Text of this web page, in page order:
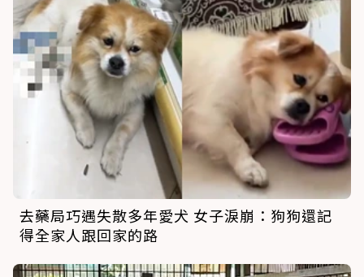
去藥局巧遇失散多年愛犬 女子淚崩：狗狗還記
得全家人跟回家的路